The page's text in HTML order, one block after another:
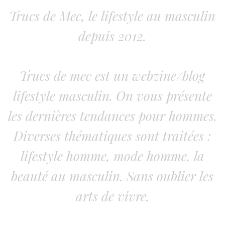
Trucs de Mec, le lifestyle au masculin
depuis 2012.
Trucs de mec est un webzine/blog
lifestyle masculin. On vous présente
les dernières tendances pour hommes.
Diverses thématiques sont traitées :
lifestyle homme, mode homme, la
beauté au masculin. Sans oublier les
arts de vivre.